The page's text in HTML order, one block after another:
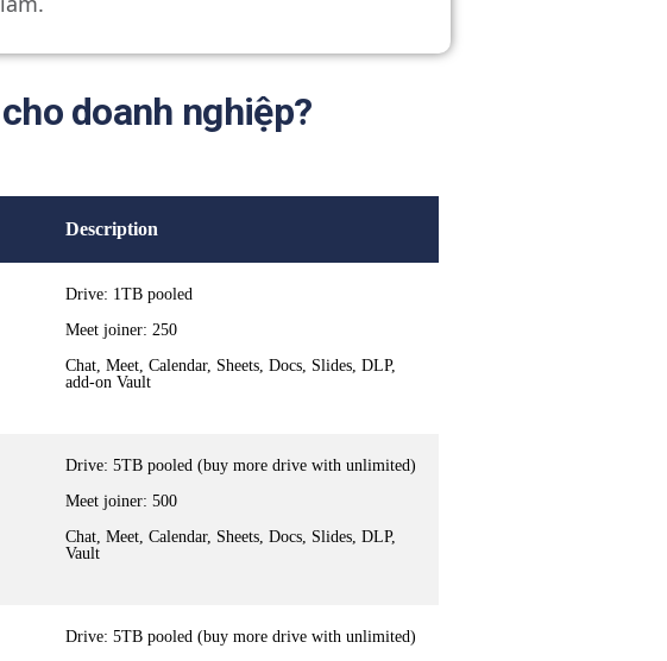
doanh nghiệp?
Description
Drive: 1TB pooled
Meet joiner: 250
Chat, Meet, Calendar, Sheets, Docs, Slides, DLP,
add-on Vault
Drive: 5TB pooled (buy more drive with unlimited)
Meet joiner: 500
Chat, Meet, Calendar, Sheets, Docs, Slides, DLP,
Vault
Drive: 5TB pooled (buy more drive with unlimited)